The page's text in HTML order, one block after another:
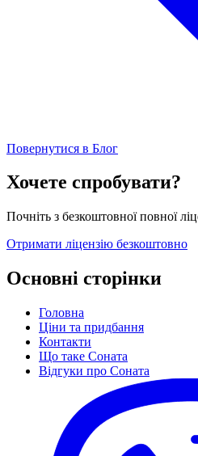
Повернутися в Блог
Хочете спробувати?
Почніть з безкоштовної повної
Отримати ліцензію безкоштовно
Основні сторінки
Головна
Ціни та придбання
Контакти
Що таке Соната
Відгуки про Соната